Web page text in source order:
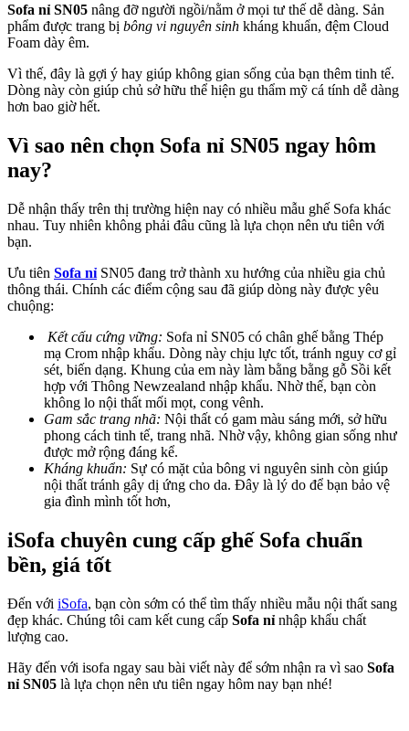
Sofa nỉ SN05 nâng đỡ người ngồi/nằm ở mọi tư thế dễ dàng. Sản
phẩm được trang bị bông vi nguyên sinh kháng khuẩn, đệm Cloud
Foam dày êm.
Vì thế, đây là gợi ý hay giúp không gian sống của bạn thêm tinh tế.
Dòng này còn giúp chủ sở hữu thể hiện gu thẩm mỹ cá tính dễ dàng
hơn bao giờ hết.
Vì sao nên chọn Sofa nỉ SN05 ngay hôm
nay?
Dễ nhận thấy trên thị trường hiện nay có nhiều mẫu ghế Sofa khác
nhau. Tuy nhiên không phải đâu cũng là lựa chọn nên ưu tiên với
bạn.
Ưu tiên Sofa nỉ SN05 đang trở thành xu hướng của nhiều gia chủ
thông thái. Chính các điểm cộng sau đã giúp dòng này được yêu
chuộng:
Kết cấu cứng vững: Sofa nỉ SN05 có chân ghế bằng Thép
mạ Crom nhập khẩu. Dòng này chịu lực tốt, tránh nguy cơ gỉ
sét, biến dạng. Khung của em này làm bằng bằng gỗ Sồi kết
hợp với Thông Newzealand nhập khẩu. Nhờ thế, bạn còn
không lo nội thất mối mọt, cong vênh.
Gam sắc trang nhã: Nội thất có gam màu sáng mới, sở hữu
phong cách tinh tế, trang nhã. Nhờ vậy, không gian sống như
được mở rộng đáng kể.
Kháng khuẩn: Sự có mặt của bông vi nguyên sinh còn giúp
nội thất tránh gây dị ứng cho da. Đây là lý do để bạn bảo vệ
gia đình mình tốt hơn,
iSofa chuyên cung cấp ghế Sofa chuẩn
bền, giá tốt
Đến với iSofa, bạn còn sớm có thể tìm thấy nhiều mẫu nội thất sang
đẹp khác. Chúng tôi cam kết cung cấp Sofa nỉ nhập khẩu chất
lượng cao.
Hãy đến với isofa ngay sau bài viết này để sớm nhận ra vì sao Sofa
nỉ SN05 là lựa chọn nên ưu tiên ngay hôm nay bạn nhé!